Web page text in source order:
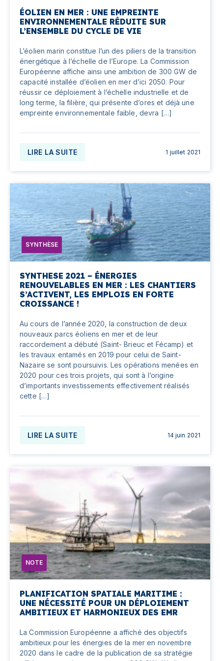
ÉOLIEN EN MER : UNE EMPREINTE
ENVIRONNEMENTALE RÉDUITE SUR
L’ENSEMBLE DU CYCLE DE VIE
L’éolien marin constitue l’un des piliers de la transition
énergétique à l’échelle de l’Europe. La Commission
Européenne affiche ainsi une ambition de 300 GW de
capacité installée d’éolien en mer d’ici 2050. Pour
réussir ce déploiement à l’échelle industrielle et de
long terme, la filière, qui présente d’ores et déjà une
empreinte environnementale faible, devra […]
LIRE LA SUITE 1 juillet 2021
SYNTHÈSE
SYNTHESE 2021 – ÉNERGIES
RENOUVELABLES EN MER : LES CHANTIERS
S’ACTIVENT, LES EMPLOIS EN FORTE
CROISSANCE !
Au cours de l’année 2020, la construction de deux
nouveaux parcs éoliens en mer et de leur
raccordement a débuté (Saint- Brieuc et Fécamp) et
les travaux entamés en 2019 pour celui de Saint-
Nazaire se sont poursuivis. Les opérations menées en
2020 pour ces trois projets, qui sont à l’origine
d’importants investissements effectivement réalisés
cette […]
LIRE LA SUITE 14 juin 2021
NOTE
PLANIFICATION SPATIALE MARITIME :
UNE NÉCESSITÉ POUR UN DÉPLOIEMENT
AMBITIEUX ET HARMONIEUX DES EMR
La Commission Européenne a affiché des objectifs
ambitieux pour les énergies de la mer en novembre
2020 dans le cadre de la publication de sa stratégie